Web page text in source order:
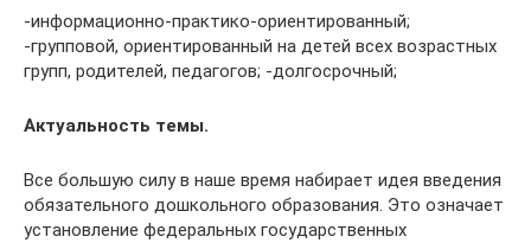
-информационно-практико-ориентированный;
-групповой, ориентированный на детей всех возрастных
групп, родителей, педагогов; -долгосрочный;
Актуальность темы.
Все большую силу в наше время набирает идея введения
обязательного дошкольного образования. Это означает
установление федеральных государственных